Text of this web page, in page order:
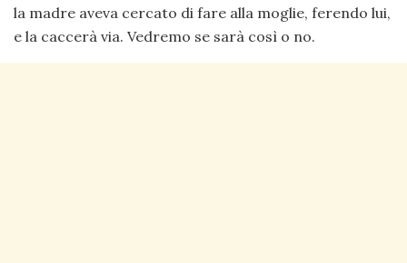
la madre aveva cercato di fare alla moglie, ferendo lui,
e la caccerà via. Vedremo se sarà così o no.